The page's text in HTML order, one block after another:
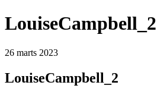
LouiseCampbell_2
26 marts 2023
LouiseCampbell_2